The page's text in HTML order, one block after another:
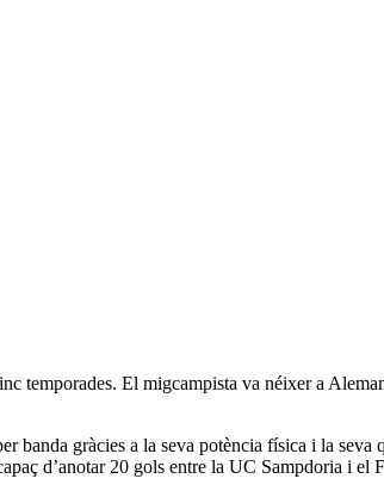
temporades. El migcampista va néixer a
gràcies a la seva potència física i la seva
d’anotar 20 gols entre la UC Sampdoria i el